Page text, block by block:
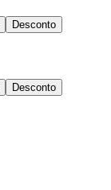
Desconto
Desconto